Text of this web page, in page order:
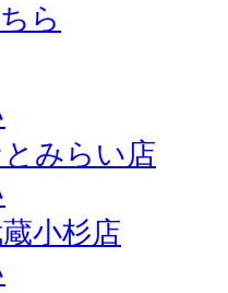
ら
みらい店
小杉店